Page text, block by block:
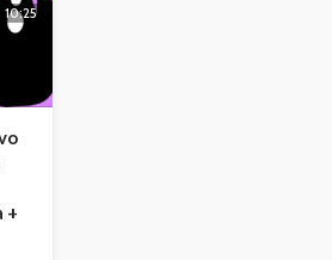
10:25
+